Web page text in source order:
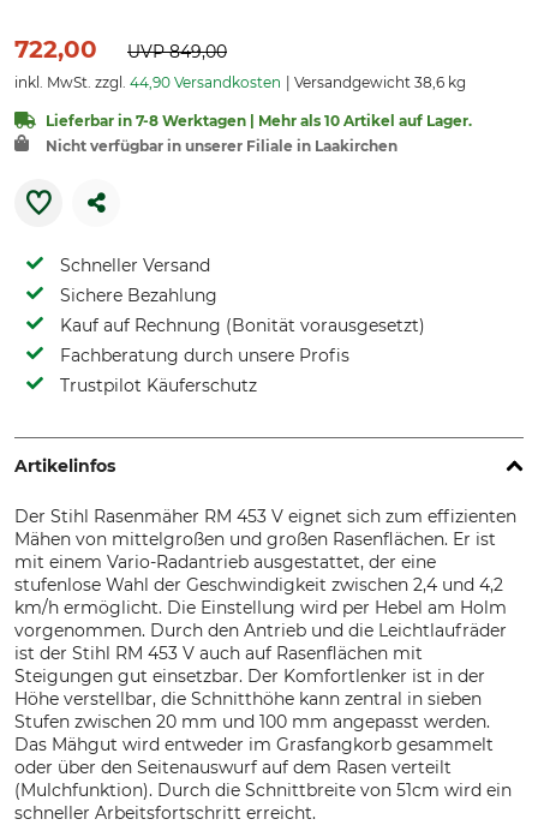
722,00 UVP849,00
inkl. MwSt. zzgl. 44,90 Versandkosten Versandgewicht 38,6 kg
Lieferbar in 7-8 Werktagen | Mehr als 10 Artikel auf Lager.
Nicht verfügbar in unserer Filiale in Laakirchen
Schneller Versand
Sichere Bezahlung
Kauf auf Rechnung (Bonität vorausgesetzt)
Fachberatung durch unsere Profis
Trustpilot Käuferschutz
Artikelinfos
Der Stihl Rasenmäher RM 453 V eignet sich zum effizienten
Mähen von mittelgroßen und großen Rasenflächen. Er ist
mit einem Vario-Radantrieb ausgestattet, der eine
stufenlose Wahl der Geschwindigkeit zwischen 2,4 und 4,2
km/h ermöglicht. Die Einstellung wird per Hebel am Holm
vorgenommen. Durch den Antrieb und die Leichtlaufräder
ist der Stihl RM 453 V auch auf Rasenflächen mit
Steigungen gut einsetzbar. Der Komfortlenker ist in der
Höhe verstellbar, die Schnitthöhe kann zentral in sieben
Stufen zwischen 20 mm und 100 mm angepasst werden.
Das Mähgut wird entweder im Grasfangkorb gesammelt
oder über den Seitenauswurf auf dem Rasen verteilt
(Mulchfunktion). Durch die Schnittbreite von 51cm wird ein
schneller Arbeitsfortschritt erreicht.